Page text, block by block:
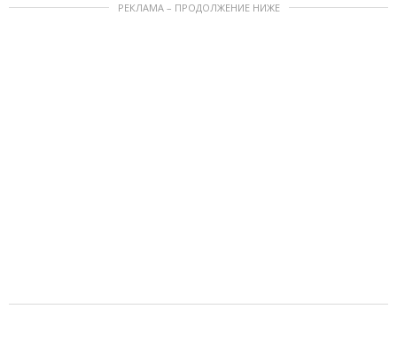
РЕКЛАМА – ПРОДОЛЖЕНИЕ НИЖЕ